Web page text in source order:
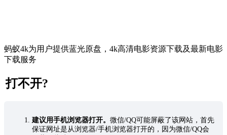
蚂蚁4k为用户提供蓝光原盘，4k高清电影资源下载及最新电影
下载服务
打不开?
建议用手机浏览器打开。 微信/QQ可能屏蔽了该网站，首先
保证网址是从浏览器/手机浏览器打开的，因为微信/QQ会